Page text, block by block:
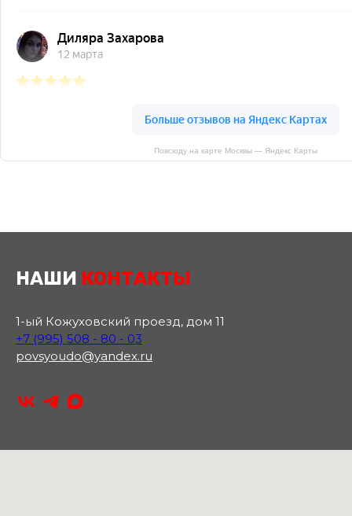
Повсюду на карте Москвы — Яндекс Карты
НАШИ КОНТАКТЫ
1-ый Кожуховский проезд, дом 11
+7 (995) 508 - 80 - 03
povsyoudo@yandex.ru